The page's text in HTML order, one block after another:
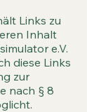
Links zu
Inhalt
e.V.
diese Links
zur
nach § 8